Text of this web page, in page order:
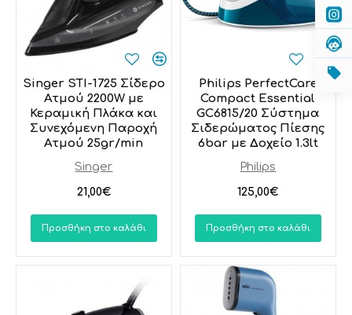
Singer
Singer STI-1725 Σίδερο
Ατμού 2200W με
Κεραμική Πλάκα και
Συνεχόμενη Παροχή
Ατμού 25gr/min
21,00€
Προσθήκη στο καλάθι
Philips
Philips PerfectCare
Compact Essential
GC6815/20 Σύστημα
Σιδερώματος Πίεσης
6bar με Δοχείο 1.3lt
125,00€
Προσθήκη στο καλάθι